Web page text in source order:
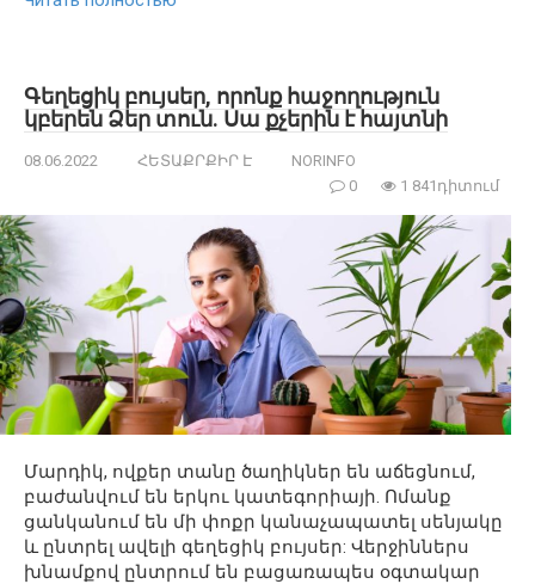
Գեղեցիկ բույսեր, որոնք հաջողություն
կբերեն Ձեր տուն. Սա քչերին է հայտնի
08.06.2022 ՀԵՏԱՔՐՔԻՐ Է
NORINFO
0
1 841դիտում
Մարդիկ, ովքեր տանը ծաղիկներ են աճեցնում,
բաժանվում են երկու կատեգորիայի. Ոմանք
ցանկանում են մի փոքր կանաչապատել սենյակը
և ընտրել ավելի գեղեցիկ բույսեր: Վերջիններս
խնամքով ընտրում են բացառապես օգտակար